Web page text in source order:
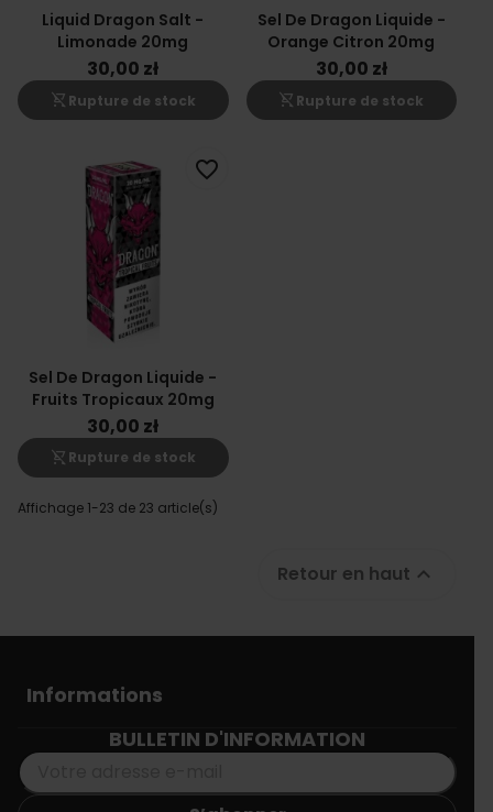
Liquid Dragon Salt -
Limonade 20mg
30,00 zł
shopping_cart_off Rupture de stock
Sel De Dragon Liquide -
Orange Citron 20mg
30,00 zł
shopping_cart_off Rupture de stock
Sel De Dragon Liquide -
Fruits Tropicaux 20mg
30,00 zł
shopping_cart_off Rupture de stock
favorite_border
Affichage 1-23 de 23 article(s)
Retour en haut 
Informations
BULLETIN D'INFORMATION